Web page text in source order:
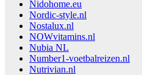
Nidohome.eu
Nordic-style.nl
Nostalux.nl
NOWvitamins.nl
Nubia NL
Number1-voetbalreizen.nl
Nutrivian.nl